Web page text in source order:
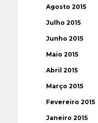
Agosto 2015
Julho 2015
Junho 2015
Maio 2015
Abril 2015
Março 2015
Fevereiro 2015
Janeiro 2015